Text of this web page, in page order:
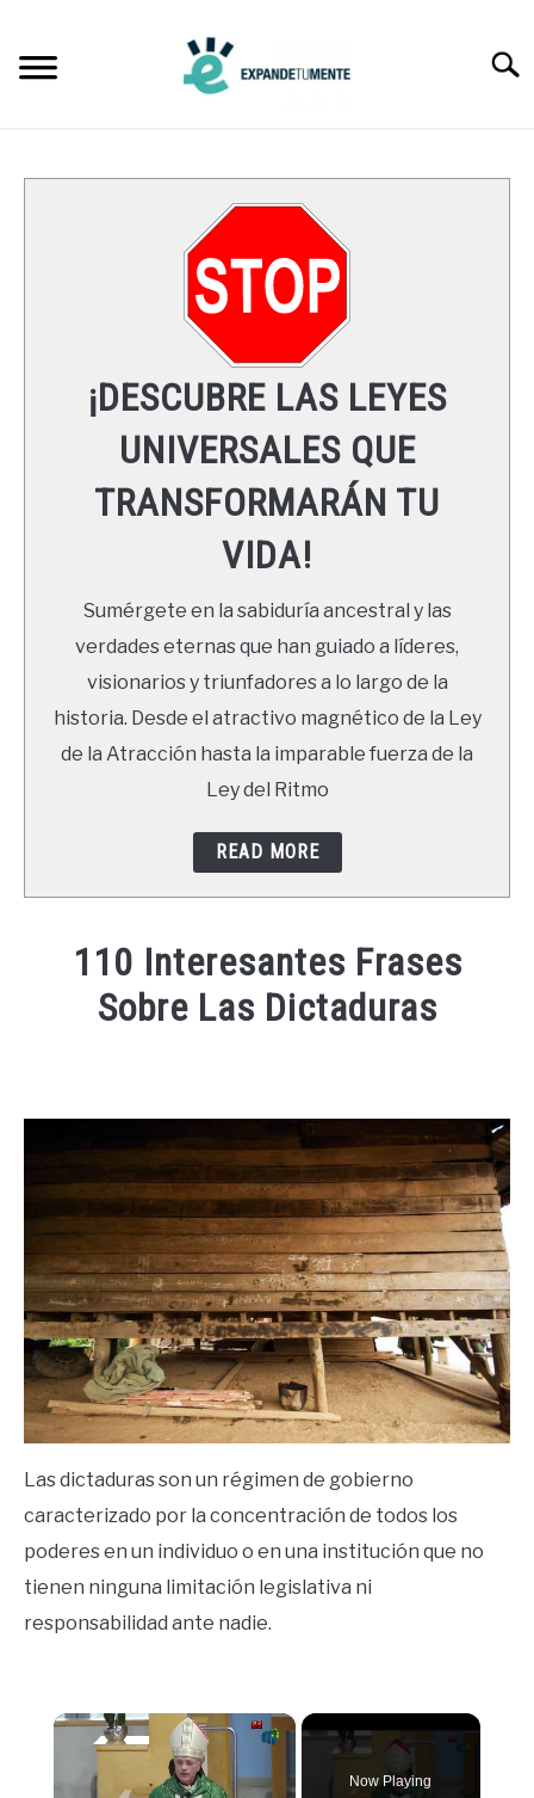
content
LEYES UNIVERSALES
RECURSOS
NEWSLETTER
¡DESCUBRE LAS LEYES
UNIVERSALES QUE
TRANSFORMARÁN TU
VIDA!
Sumérgete en la sabiduría ancestral y las
verdades eternas que han guiado a líderes,
visionarios y triunfadores a lo largo de la
historia. Desde el atractivo magnético de la Ley
de la Atracción hasta la imparable fuerza de la
Ley del Ritmo
READ MORE
110 Interesantes Frases
Sobre Las Dictaduras
Frases
Las dictaduras son un régimen de gobierno
caracterizado por la concentración de todos los
poderes en un individuo o en una institución que no
tienen ninguna limitación legislativa ni
responsabilidad ante nadie.
×
Now Playing